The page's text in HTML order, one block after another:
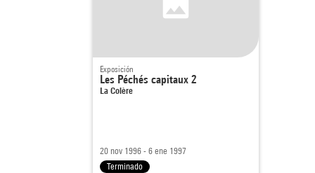
Exposición
Les Péchés capitaux 2
La Colère
20 nov 1996 - 6 ene 1997
Terminado